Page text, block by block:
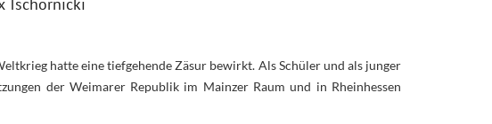
hatte eine tiefgehende Zäsur bewirkt. Als Schüler und als junger
der Weimarer Republik im Mainzer Raum und in Rheinhessen